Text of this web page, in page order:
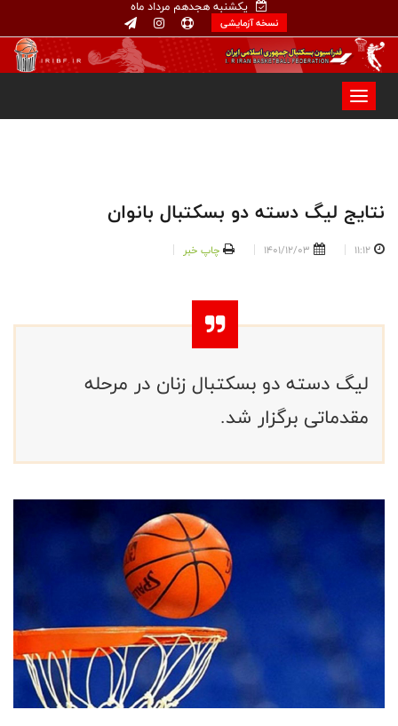
یکشنبه هجدهم مرداد ماه
نسخه آزمایشی
نتایج لیگ دسته دو بسکتبال بانوان
11:12
1401/12/03 چاپ خبر
لیگ دسته دو بسکتبال زنان در مرحله
مقدماتی برگزار شد.